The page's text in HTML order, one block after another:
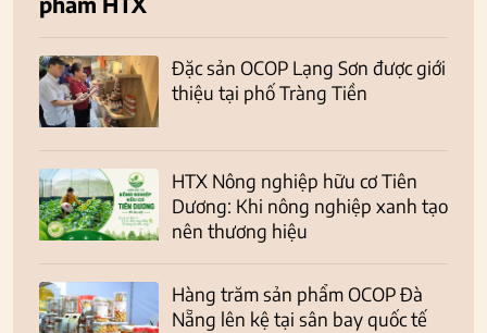
Đặc sản OCOP Lạng Sơn được giới
thiệu tại phố Tràng Tiền
HTX Nông nghiệp hữu cơ Tiên
Dương: Khi nông nghiệp xanh tạo
nên thương hiệu
Hàng trăm sản phẩm OCOP Đà
Nẵng lên kệ tại sân bay quốc tế